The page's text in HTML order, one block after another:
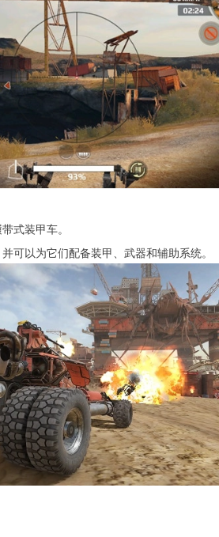
式装甲车。
可以为它们配备装甲、武器和辅助系统。